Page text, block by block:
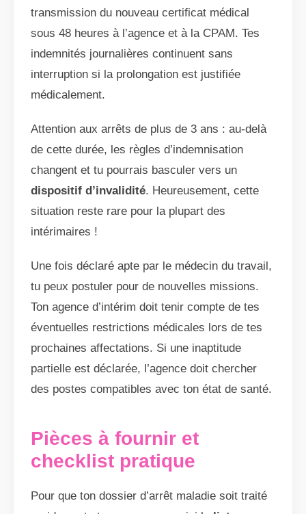
transmission du nouveau certificat médical
sous 48 heures à l’agence et à la CPAM. Tes
indemnités journalières continuent sans
interruption si la prolongation est justifiée
médicalement.
Attention aux arrêts de plus de 3 ans : au-delà
de cette durée, les règles d’indemnisation
changent et tu pourrais basculer vers un
dispositif d’invalidité. Heureusement, cette
situation reste rare pour la plupart des
intérimaires !
Une fois déclaré apte par le médecin du travail,
tu peux postuler pour de nouvelles missions.
Ton agence d’intérim doit tenir compte de tes
éventuelles restrictions médicales lors de tes
prochaines affectations. Si une inaptitude
partielle est déclarée, l’agence doit chercher
des postes compatibles avec ton état de santé.
Pièces à fournir et
checklist pratique
Pour que ton dossier d’arrêt maladie soit traité